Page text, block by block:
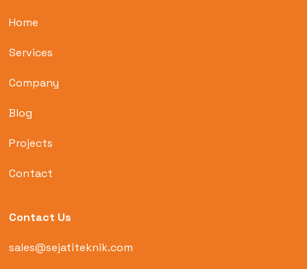
Home
Services
Company
Blog
Projects
Contact
Contact Us
sales@sejatiteknik.com